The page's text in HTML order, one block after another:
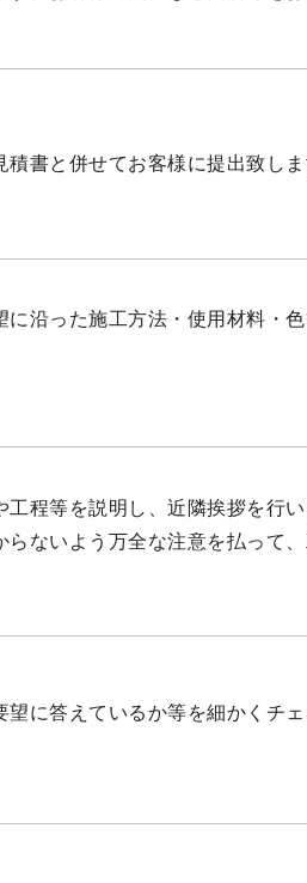
書と併せてお客様に提出致しま
沿った施工方法・使用材料・
程等を説明し、近隣挨拶を行い
ないよう万全な注意を払って
に答えているか等を細かくチ